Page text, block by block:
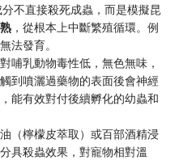
分不直接殺死成蟲，而是模擬昆
，從根本上中斷繁殖循環。例
法發育。
哺乳動物毒性低，無色無味，
到噴灑過藥物的表面後會神經
能有效對付後續孵化的幼蟲和
（檸檬皮萃取）或百部酒精浸
具殺蟲效果，對寵物相對溫